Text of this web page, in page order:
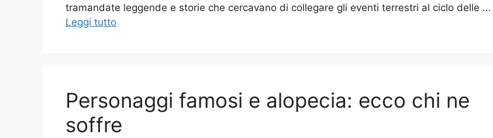
tramandate leggende e storie che cercavano di collegare gli eventi terrestri al ciclo delle …
Leggi tutto
Personaggi famosi e alopecia: ecco chi ne
soffre